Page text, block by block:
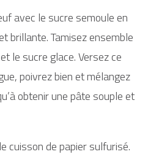
avec le sucre semoule en
brillante. Tamisez ensemble
le sucre glace. Versez ce
poivrez bien et mélangez
obtenir une pâte souple et
cuisson de papier sulfurisé.